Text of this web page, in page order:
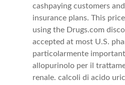
cashpaying customers
insurance plans. This
using the Drugs.com
accepted at most U.S.
particolarmente
allopurinolo per il
renale. calcoli di acido